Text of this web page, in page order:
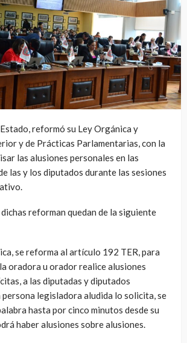
reformó su Ley Orgánica y
y de Prácticas Parlamentarias, con la
las alusiones personales en las
las y los diputados durante las sesiones
reforman quedan de la siguiente
se reforma al artículo 192 TER, para
oradora u orador realice alusiones
a las diputadas y diputados
persona legisladora aludida lo solicita, se
hasta por cinco minutos desde su
haber alusiones sobre alusiones.